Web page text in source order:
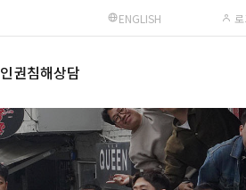
ENGLISH
인권침해상담